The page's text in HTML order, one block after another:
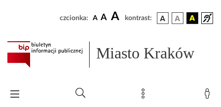
czcionka: A A A kontrast:
Miasto Kraków